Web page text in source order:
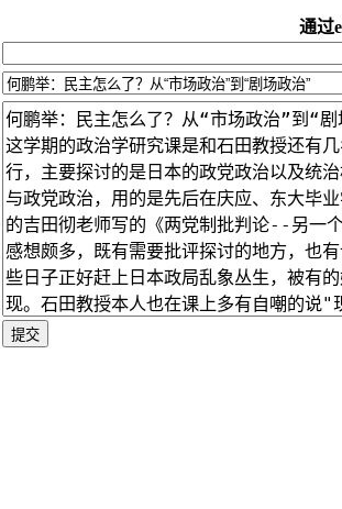
通过